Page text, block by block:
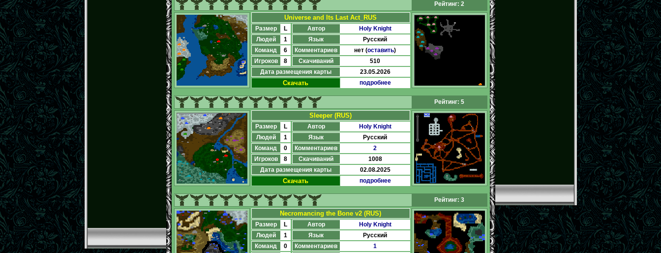
Рейтинг: 2
Universe and Its Last Act_RUS
Размер L Автор
Holy Knight
Людей
1 Язык
Русский
Команд
6 Комментариев нет (оставить)
Игроков
8 Скачиваний
510
Дата размещения карты
23.05.2026
Скачать подробнее
Рейтинг: 5
Sleeper (RUS)
Размер L Автор
Holy Knight
Людей
1 Язык
Русский
Команд
0 Комментариев
2
Игроков
8 Скачиваний
1008
Дата размещения карты
02.08.2025
Скачать подробнее
Рейтинг: 3
Necromancing the Bone v2 (RUS)
Размер L Автор
Holy Knight
Людей
1 Язык
Русский
Команд
0 Комментариев
1